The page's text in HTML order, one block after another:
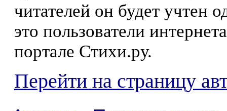
читателей он будет учтен
это пользователи
портале Стихи.ру.
Перейти на страницу